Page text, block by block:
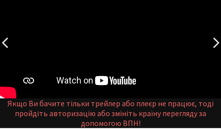
Якщо Ви бачите тільки трейлер або плеєр не працює, тоді
пройдіть авторизацію або змініть країну перегляду за
допомогою ВПН!